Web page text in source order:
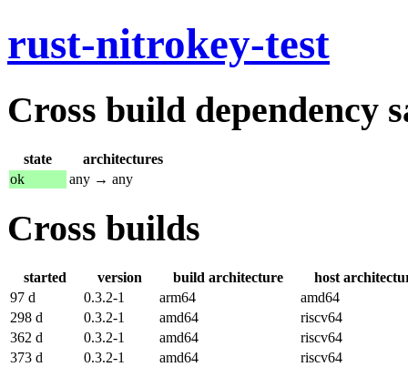
rust-nitrokey-test
Cross build dependency
state
architectures
ok
any → any
Cross builds
started version build architecture
host
97 d
0.3.2-1 arm64
amd64
298 d
0.3.2-1 amd64
riscv64
362 d
0.3.2-1 amd64
riscv64
373 d
0.3.2-1 amd64
riscv64